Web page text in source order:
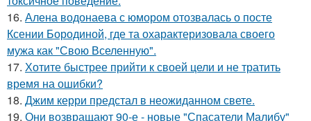
16. Алена водонаева с юмором отозвалась о посте
Ксении Бородиной, где та охарактеризовала своего
мужа как "Свою Вселенную".
17. Хотите быстрее прийти к своей цели и не тратить
время на ошибки?
18. Джим керри предстал в неожиданном свете.
19. Они возвращают 90-е - новые "Спасатели Малибу"